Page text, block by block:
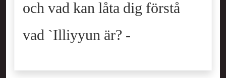
och vad kan låta dig förstå
vad `Illiyyun är? -